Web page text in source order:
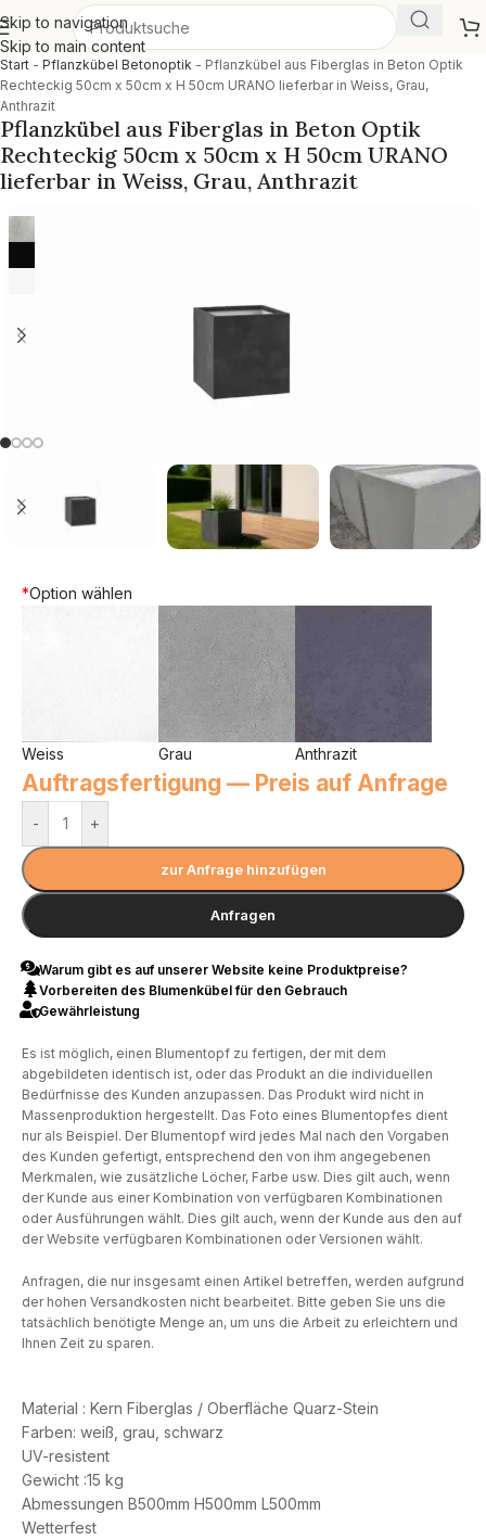
Skip to navigation
Skip to main content
Start - Pflanzkübel Betonoptik - Pflanzkübel aus Fiberglas in Beton Optik
Rechteckig 50cm x 50cm x H 50cm URANO lieferbar in Weiss, Grau,
Anthrazit
Pflanzkübel aus Fiberglas in Beton Optik
Rechteckig 50cm x 50cm x H 50cm URANO
lieferbar in Weiss, Grau, Anthrazit
Material : Kern Fiberglas / Oberfläche Quarz-Stein
Farben: weiß, grau, schwarz
UV-resistent
Gewicht :15 kg
Abmessungen B500mm H500mm L500mm
Wetterfest
*Option wählen
Weiss Grau Anthrazit
Auftragsfertigung — Preis auf Anfrage
- +
zur Anfrage hinzufügen
Anfragen
Warum gibt es auf unserer Website keine Produktpreise?
Vorbereiten des Blumenkübel für den Gebrauch
Gewährleistung
Es ist möglich, einen Blumentopf zu fertigen, der mit dem
abgebildeten identisch ist, oder das Produkt an die individuellen
Bedürfnisse des Kunden anzupassen. Das Produkt wird nicht in
Massenproduktion hergestellt. Das Foto eines Blumentopfes dient
nur als Beispiel. Der Blumentopf wird jedes Mal nach den Vorgaben
des Kunden gefertigt, entsprechend den von ihm angegebenen
Merkmalen, wie zusätzliche Löcher, Farbe usw. Dies gilt auch, wenn
der Kunde aus einer Kombination von verfügbaren Kombinationen
oder Ausführungen wählt. Dies gilt auch, wenn der Kunde aus den auf
der Website verfügbaren Kombinationen oder Versionen wählt.
Anfragen, die nur insgesamt einen Artikel betreffen, werden aufgrund
der hohen Versandkosten nicht bearbeitet. Bitte geben Sie uns die
tatsächlich benötigte Menge an, um uns die Arbeit zu erleichtern und
Ihnen Zeit zu sparen.